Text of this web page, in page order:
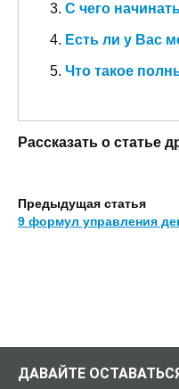
С чего
Есть ли у Вас
Что такое
Рассказать о статье
Предыдущая статья
9 формул управления
ДАВАЙТЕ